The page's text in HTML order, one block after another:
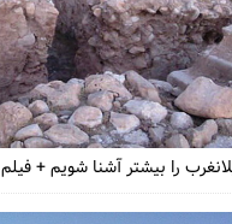
را بیشتر آشنا شویم + فیلم